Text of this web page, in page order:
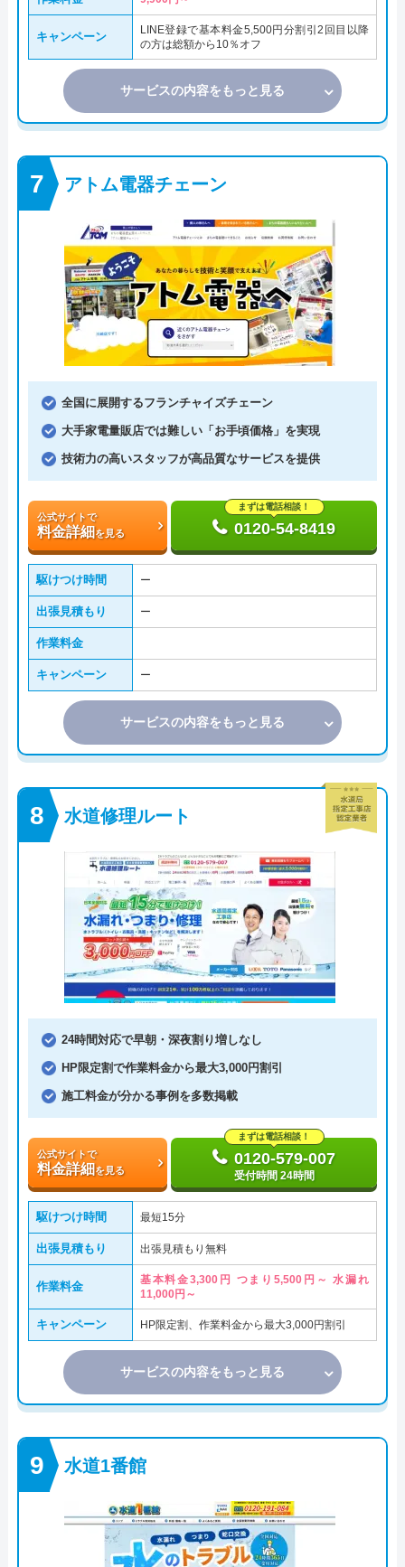
キャンペーン
LINE登録で基本料金5,500円分割引2回目以降
の方は総額から10％オフ
サービスの内容をもっと見る
アトム電器チェーン
全国に展開するフランチャイズチェーン
大手家電量販店では難しい「お手頃価格」を実現
技術力の高いスタッフが高品質なサービスを提供
公式サイトで
料金詳細を見る
まずは電話相談！
0120-54-8419
駆けつけ時間 ー
出張見積もり ー
作業料金
キャンペーン ー
サービスの内容をもっと見る
水道修理ルート
24時間対応で早朝・深夜割り増しなし
HP限定割で作業料金から最大3,000円割引
施工料金が分かる事例を多数掲載
公式サイトで
料金詳細を見る
まずは電話相談！
0120-579-007
受付時間 24時間
駆けつけ時間 最短15分
出張見積もり 出張見積もり無料
作業料金
基本料金3,300円 つまり5,500円～ 水漏れ
11,000円～
キャンペーン HP限定割、作業料金から最大3,000円割引
サービスの内容をもっと見る
水道1番館